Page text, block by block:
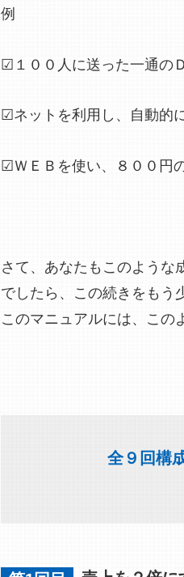
例
☑１００人に送った一通の
☑ネットを利用し、自動的
☑ＷＥＢを使い、８００円
さて、あなたもこのような
でしたら、この続きをもう
このマニュアルには、この
全９回構